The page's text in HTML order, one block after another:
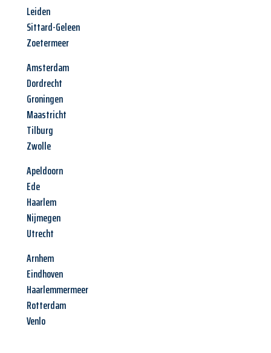
Leiden
Sittard-Geleen
Zoetermeer
Amsterdam
Dordrecht
Groningen
Maastricht
Tilburg
Zwolle
Apeldoorn
Ede
Haarlem
Nijmegen
Utrecht
Arnhem
Eindhoven
Haarlemmermeer
Rotterdam
Venlo